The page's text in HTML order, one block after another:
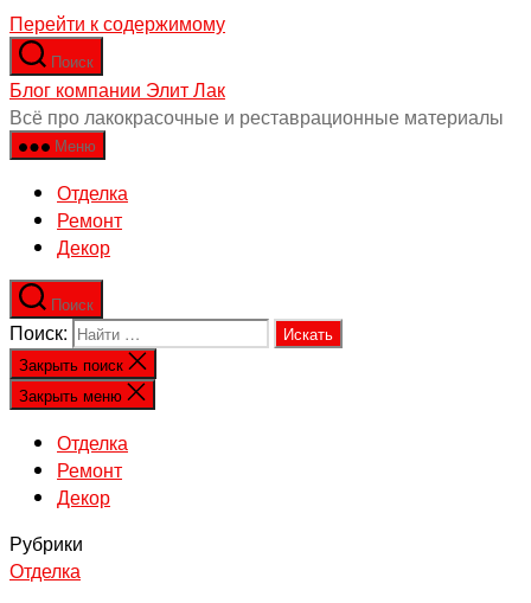
Перейти к содержимому
Поиск
Блог компании Элит Лак
Всё про лакокрасочные и реставрационные материалы
Меню
Отделка
Ремонт
Декор
Поиск
Поиск:
Закрыть поиск
Закрыть меню
Отделка
Ремонт
Декор
Рубрики
Отделка